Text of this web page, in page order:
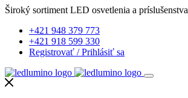
Široký sortiment LED osvetlenia a príslušenstva
+421 948 379 773
+421 918 599 330
Registrovať /Prihlásiť sa